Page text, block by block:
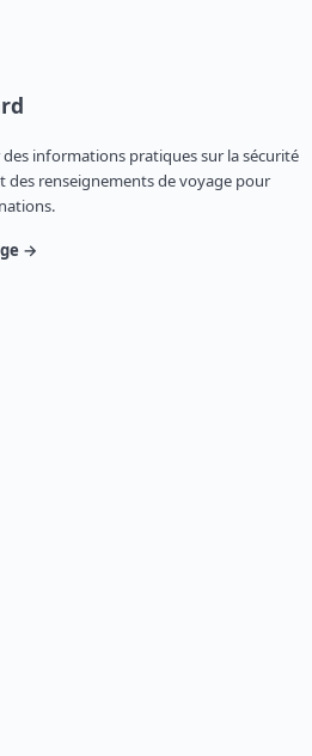
informations pratiques sur la sécurité
des renseignements de voyage pour
→